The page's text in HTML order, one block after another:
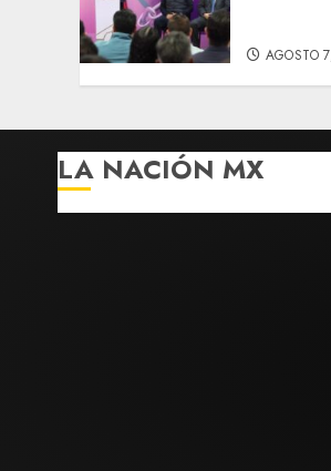
AGOSTO
LA NACIÓN MX